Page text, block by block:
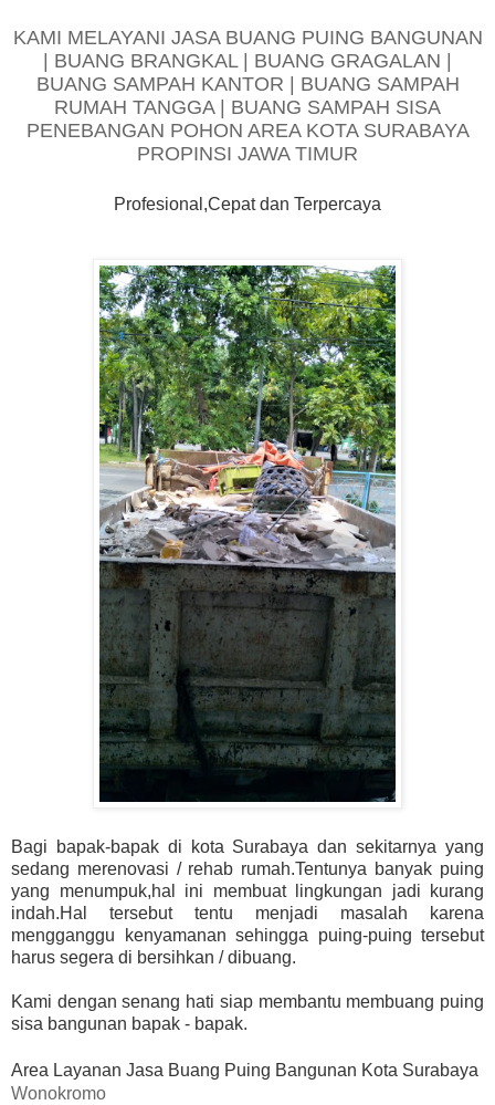
KAMI MELAYANI JASA BUANG PUING BANGUNAN
| BUANG BRANGKAL | BUANG GRAGALAN |
BUANG SAMPAH KANTOR | BUANG SAMPAH
RUMAH TANGGA | BUANG SAMPAH SISA
PENEBANGAN POHON AREA KOTA SURABAYA
PROPINSI JAWA TIMUR
Profesional,Cepat dan Terpercaya
Bagi bapak-bapak di kota Surabaya dan sekitarnya yang
sedang merenovasi / rehab rumah.Tentunya banyak puing
yang menumpuk,hal ini membuat lingkungan jadi kurang
indah.Hal tersebut tentu menjadi masalah karena
mengganggu kenyamanan sehingga puing-puing tersebut
harus segera di bersihkan / dibuang.
Kami dengan senang hati siap membantu membuang puing
sisa bangunan bapak - bapak.
Area Layanan Jasa Buang Puing Bangunan Kota Surabaya
Wonokromo